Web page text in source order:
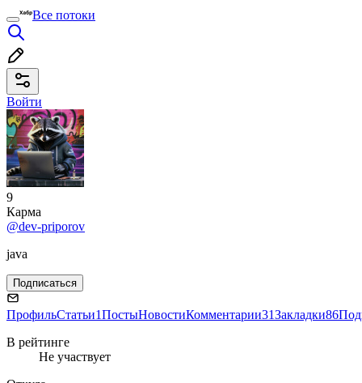
Все потоки
Войти
9
Карма
@dev-priporov
java
Подписаться
ПрофильСтатьи1ПостыНовостиКомментарии31Закладки86
В рейтинге
Не участвует